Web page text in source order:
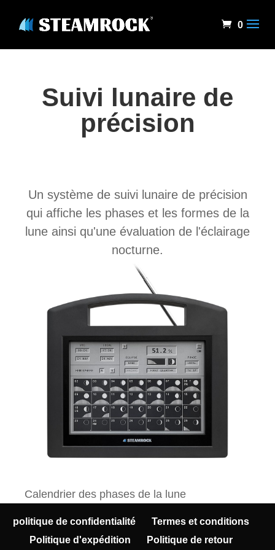
0
Suivi lunaire de
précision
Un système de suivi lunaire de précision
qui affiche les phases et les formes de la
lune ainsi qu'une évaluation de l'éclairage
nocturne.
Calendrier des phases de la lune
politique de confidentialité
Termes et conditions
Politique d'expédition
Politique de retour